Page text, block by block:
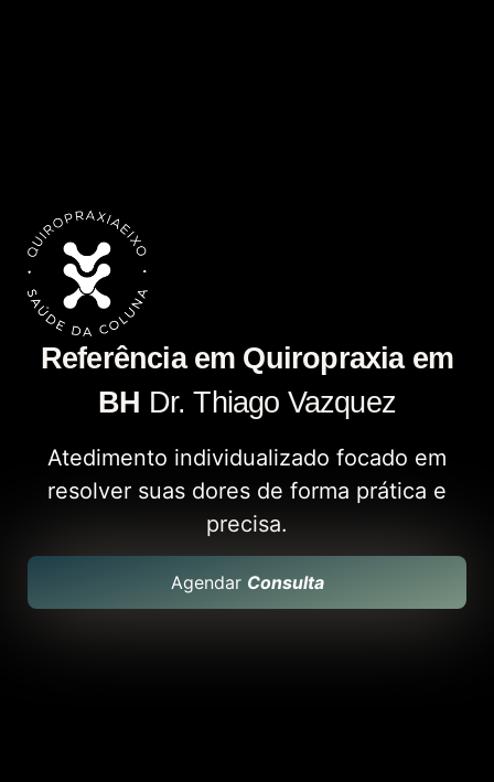
Referência em Quiropraxia em
BH Dr. Thiago Vazquez
Atedimento individualizado focado em
resolver suas dores de forma prática e
precisa.
Agendar Consulta